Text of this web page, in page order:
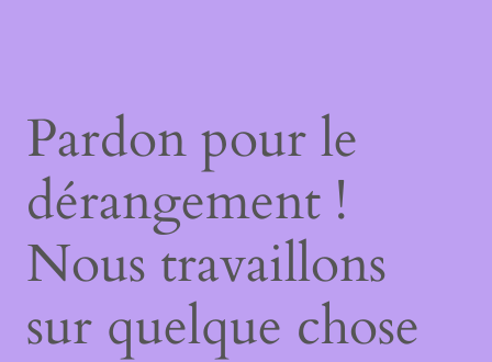
Pardon pour le
dérangement !
Nous travaillons
sur quelque chose